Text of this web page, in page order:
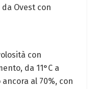
Ovest con
con
da 11°C a
al 70%, con